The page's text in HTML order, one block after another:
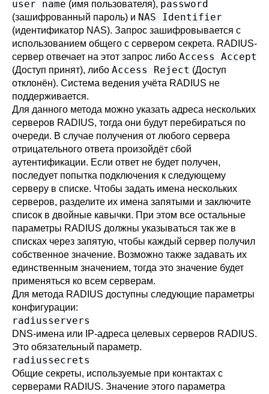
user name (имя пользователя), password
(зашифрованный пароль) и NAS Identifier
(идентификатор NAS). Запрос зашифровывается с
использованием общего с сервером секрета. RADIUS-
сервер отвечает на этот запрос либо Access Accept
(Доступ принят), либо Access Reject (Доступ
отклонён). Система ведения учёта RADIUS не
поддерживается.
Для данного метода можно указать адреса нескольких
серверов RADIUS, тогда они будут перебираться по
очереди. В случае получения от любого сервера
отрицательного ответа произойдёт сбой
аутентификации. Если ответ не будет получен,
последует попытка подключения к следующему
серверу в списке. Чтобы задать имена нескольких
серверов, разделите их имена запятыми и заключите
список в двойные кавычки. При этом все остальные
параметры RADIUS должны указываться так же в
списках через запятую, чтобы каждый сервер получил
собственное значение. Возможно также задавать их
единственным значением, тогда это значение будет
применяться ко всем серверам.
Для метода RADIUS доступны следующие параметры
конфигурации:
radiusservers
DNS-имена или IP-адреса целевых серверов RADIUS.
Это обязательный параметр.
radiussecrets
Общие секреты, используемые при контактах с
серверами RADIUS. Значение этого параметра